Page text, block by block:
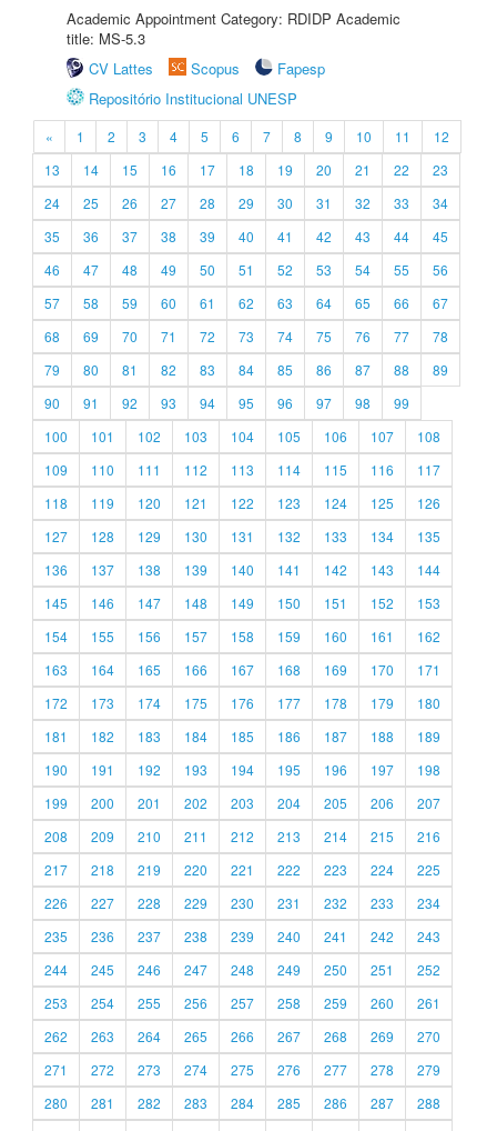
Academic Appointment Category: RDIDP Academic
title: MS-5.3
CV Lattes
Scopus
Fapesp
Repositório Institucional UNESP
« 1 2 3 4 5 6 7 8 9 10 11
12
13
14 15 16 17 18 19 20 21 22
23
24
25 26 27 28 29 30 31 32 33
34
35
36 37 38 39 40 41 42 43 44
45
46
47 48 49 50 51 52 53 54 55
56
57
58 59 60 61 62 63 64 65 66
67
68
69 70 71 72 73 74 75 76 77
78
79
80 81 82 83 84 85 86 87 88
89
90
91 92 93 94 95 96 97 98
99
100
101 102 103 104 105 106 107
108
109
110 111 112 113 114 115 116
117
118
119 120 121 122 123 124 125
126
127
128 129 130 131 132 133 134
135
136
137 138 139 140 141 142 143
144
145
146 147 148 149 150 151 152
153
154
155 156 157 158 159 160 161
162
163
164 165 166 167 168 169 170
171
172
173 174 175 176 177 178 179
180
181
182 183 184 185 186 187 188
189
190
191 192 193 194 195 196 197
198
199
200 201 202 203 204 205 206
207
208
209 210 211 212 213 214 215
216
217
218 219 220 221 222 223 224
225
226
227 228 229 230 231 232 233
234
235
236 237 238 239 240 241 242
243
244
245 246 247 248 249 250 251
252
253
254 255 256 257 258 259 260
261
262
263 264 265 266 267 268 269
270
271
272 273 274 275 276 277 278
279
280
281 282 283 284 285 286 287
288